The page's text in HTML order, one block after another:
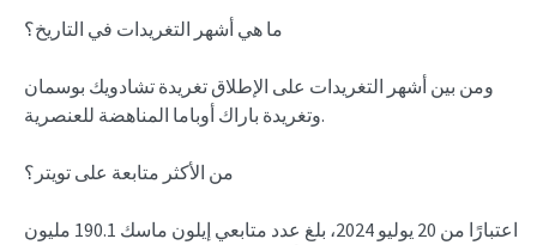
ما هي أشهر التغريدات في التاريخ؟
ومن بين أشهر التغريدات على الإطلاق تغريدة تشادويك بوسمان
وتغريدة باراك أوباما المناهضة للعنصرية.
من الأكثر متابعة على تويتر؟
اعتبارًا من 20 يوليو 2024، بلغ عدد متابعي إيلون ماسك 190.1 مليون